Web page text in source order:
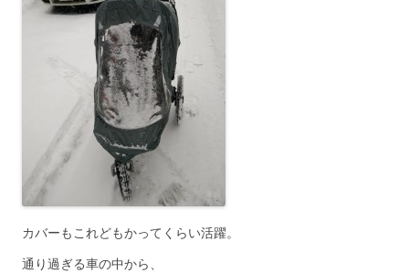
カバーもこれどもかってくらい活躍。
通り過ぎる車の中から、